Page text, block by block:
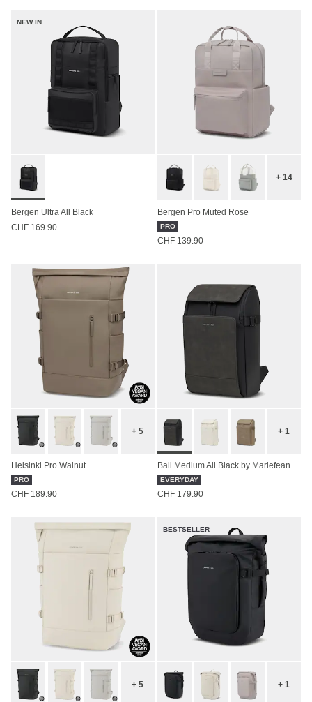
NEW IN
Bergen Ultra All Black
CHF 169.90
+ 14
Bergen Pro Muted Rose
PRO
CHF 139.90
+ 5
Helsinki Pro Walnut
PRO
CHF 189.90
+ 1
Bali Medium All Black by Mariefeandjakesnow
EVERYDAY
CHF 179.90
+ 5
BESTSELLER
+ 1